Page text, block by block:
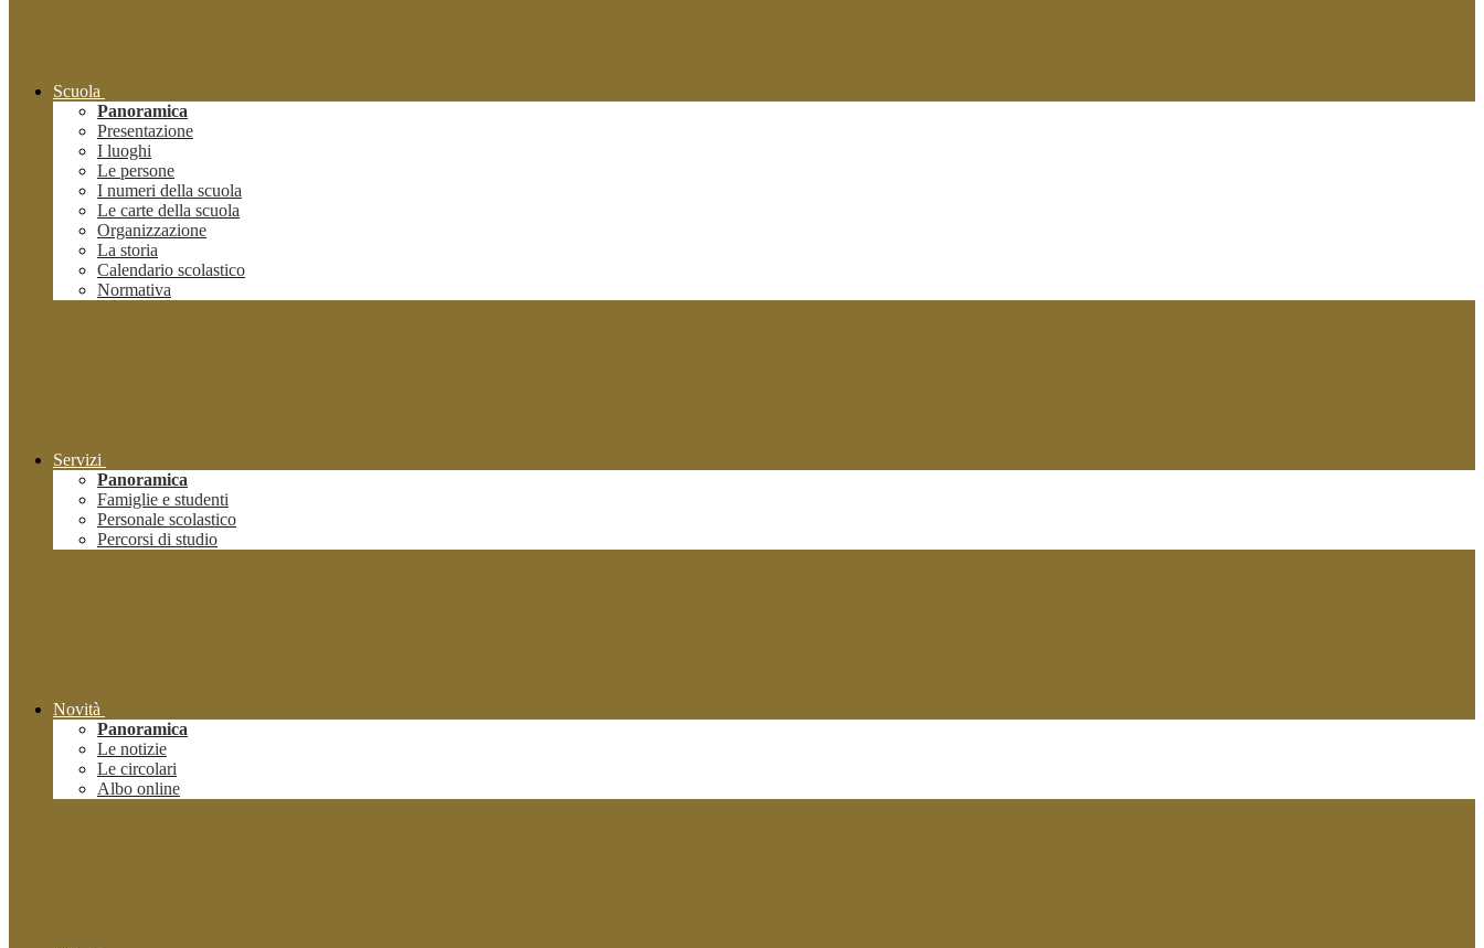
Scuola
Panoramica
Presentazione
I luoghi
Le persone
I numeri della scuola
Le carte della scuola
Organizzazione
La storia
Calendario scolastico
Normativa
Servizi
Panoramica
Famiglie e studenti
Personale scolastico
Percorsi di studio
Novità
Panoramica
Le notizie
Le circolari
Albo online